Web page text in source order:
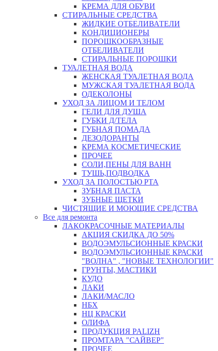
КРЕМА ДЛЯ ОБУВИ
СТИРАЛЬНЫЕ СРЕДСТВА
ЖИДКИЕ ОТБЕЛИВАТЕЛИ
КОНДИЦИОНЕРЫ
ПОРОШКООБРАЗНЫЕ
ОТБЕЛИВАТЕЛИ
СТИРАЛЬНЫЕ ПОРОШКИ
ТУАЛЕТНАЯ ВОДА
ЖЕНСКАЯ ТУАЛЕТНАЯ ВОДА
МУЖСКАЯ ТУАЛЕТНАЯ ВОДА
ОДЕКОЛОНЫ
УХОД ЗА ЛИЦОМ И ТЕЛОМ
ГЕЛИ ДЛЯ ДУША
ГУБКИ Д/ТЕЛА
ГУБНАЯ ПОМАДА
ДЕЗОДОРАНТЫ
КРЕМА КОСМЕТИЧЕСКИЕ
ПРОЧЕЕ
СОЛИ,ПЕНЫ ДЛЯ ВАНН
ТУШЬ,ПОДВОДКА
УХОД ЗА ПОЛОСТЬЮ РТА
ЗУБНАЯ ПАСТА
ЗУБНЫЕ ЩЕТКИ
ЧИСТЯЩИЕ И МОЮЩИЕ СРЕДСТВА
Все для ремонта
ЛАКОКРАСОЧНЫЕ МАТЕРИАЛЫ
АКЦИЯ СКИДКА ДО 50%
ВОДОЭМУЛЬСИОННЫЕ КРАСКИ
ВОДОЭМУЛЬСИОННЫЕ КРАСКИ
"ВОЛНА" , "НОВЫЕ ТЕХНОЛОГИИ"
ГРУНТЫ, МАСТИКИ
КУДО
ЛАКИ
ЛАКИ/МАСЛО
НБХ
НЦ КРАСКИ
ОЛИФА
ПРОДУКЦИЯ PALIZH
ПРОМТАРА "САЙВЕР"
ПРОЧЕЕ